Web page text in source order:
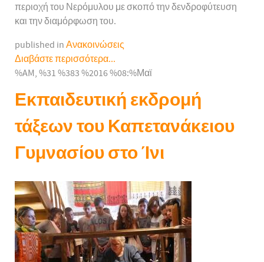
περιοχή του Νερόμυλου με σκοπό την δενδροφύτευση
και την διαμόρφωση του.
published in Ανακοινώσεις
Διαβάστε περισσότερα...
%AM, %31 %383 %2016 %08:%Μαϊ
Εκπαιδευτική εκδρομή
τάξεων του Καπετανάκειου
Γυμνασίου στο Ίνι